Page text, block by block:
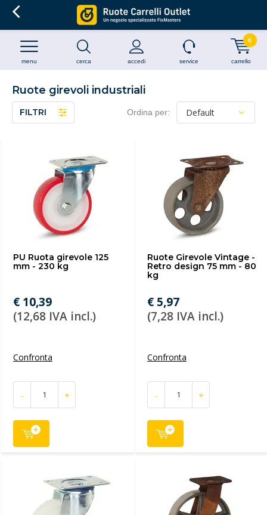
cerca accedi
menu service carrello
0
Ruote girevoli industriali
FILTRI Ordina per:
PU Ruota girevole 125
mm - 230 kg
€ 10,39
(12,68 IVA incl.)
Confronta
- +
Ruote Girevole Vintage -
Retro design 75 mm - 80
kg
€ 5,97
(7,28 IVA incl.)
Confronta
- +